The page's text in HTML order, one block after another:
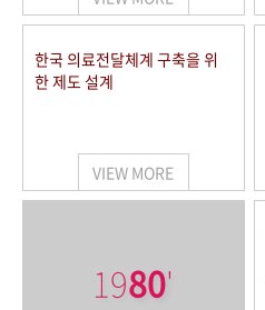
한국 의료전달체계 구축을 위
한 제도 설계
VIEW MORE
1980'